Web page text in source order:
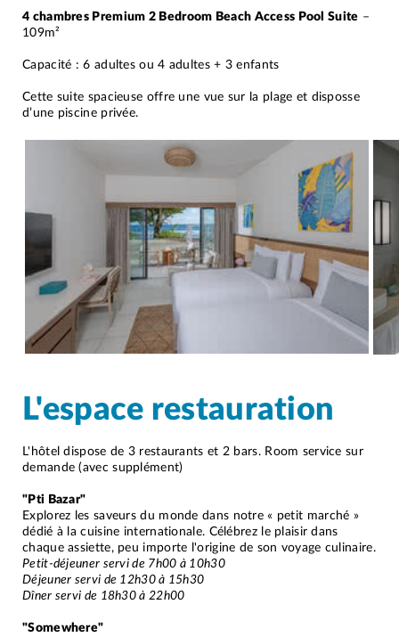
4 chambres Premium 2 Bedroom Beach Access Pool Suite –
109m²
Capacité : 6 adultes ou 4 adultes + 3 enfants
Cette suite spacieuse offre une vue sur la plage et disposse
d’une piscine privée.
L'espace restauration
L'hôtel dispose de 3 restaurants et 2 bars. Room service sur
demande (avec supplément)
"Pti Bazar"
Explorez les saveurs du monde dans notre « petit marché »
dédié à la cuisine internationale. Célébrez le plaisir dans
chaque assiette, peu importe l'origine de son voyage culinaire.
Petit-déjeuner servi de 7h00 à 10h30
Déjeuner servi de 12h30 à 15h30
Dîner servi de 18h30 à 22h00
"Somewhere"